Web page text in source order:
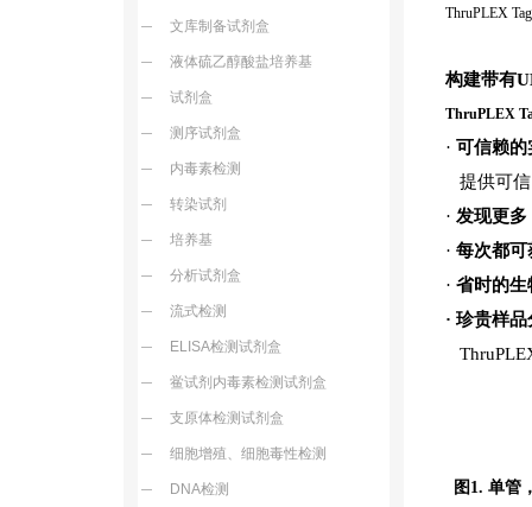
文库制备试剂盒
液体硫乙醇酸盐培养基
试剂盒
测序试剂盒
内毒素检测
转染试剂
培养基
分析试剂盒
流式检测
ELISA检测试剂盒
鲎试剂内毒素检测试剂盒
支原体检测试剂盒
细胞增殖、细胞毒性检测
DNA检测
ThruPLEX
构建带有
ThruPLEX
·可信赖的
提供可
· 发现更
·每次都可
·省时的生
· 珍贵样
图1. 单管